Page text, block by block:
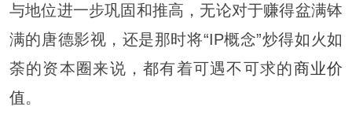
与地位进一步巩固和推高，无论对于赚得盆满钵
满的唐德影视，还是那时将“IP概念”炒得如火如
荼的资本圈来说，都有着可遇不可求的商业价
值。